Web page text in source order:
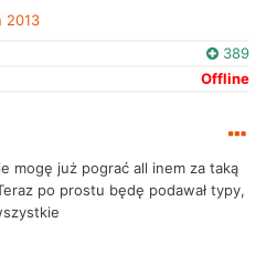
2013
389
Offline
mogę już pograć all inem za taką
po prostu będę podawał typy,